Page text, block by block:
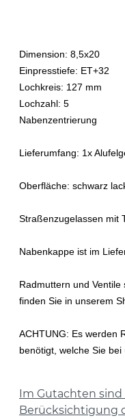
Dimension: 8,5x20
Einpresstiefe: ET+32
Lochkreis: 127 mm
Lochzahl: 5
Nabenzentrierung
Lieferumfang: 1x
Oberfläche: schwarz
Straßenzugelassen mit
Nabenkappe ist im
Radmuttern und
finden Sie in unserem
ACHTUNG: Es werden
benötigt, welche Sie bei
Im Gutachten
Berücksichtigung